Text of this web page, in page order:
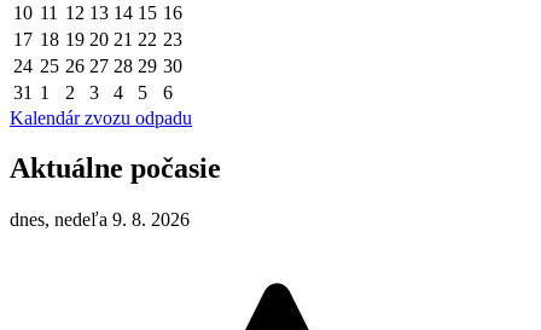
10 11 12 13 14 15 16
17 18 19 20 21 22 23
24 25 26 27 28 29 30
31 1 2 3 4 5
6
Kalendár zvozu odpadu
Aktuálne počasie
dnes, nedeľa 9. 8. 2026